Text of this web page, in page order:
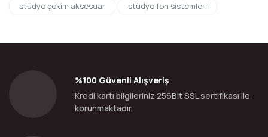
stüdyo çekim aksesuar
stüdyo fon sistemleri
%100 Güvenli Alışveriş
Kredi kartı bilgileriniz 256Bit SSL sertifikası ile
korunmaktadır.